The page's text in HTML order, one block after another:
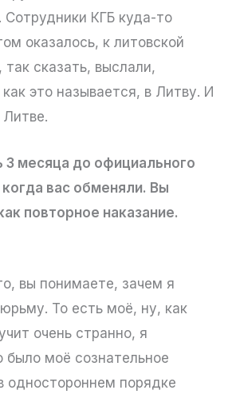
Сотрудники КГБ куда-то
оказалось, к литовской
так сказать, выслали,
это называется, в Литву. И
3 месяца до официального
вас обменяли. Вы
повторное наказание.
вы понимаете, зачем я
То есть моё, ну, как
очень странно, я
было моё сознательное
одностороннем порядке